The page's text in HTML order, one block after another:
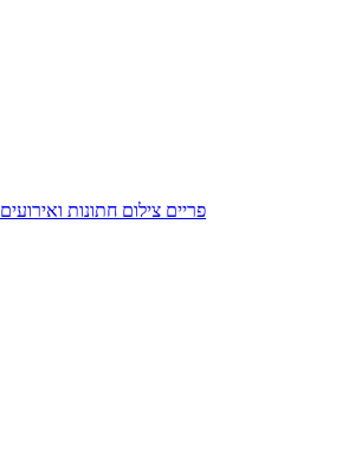
פריים צילום חתונות ואירועים